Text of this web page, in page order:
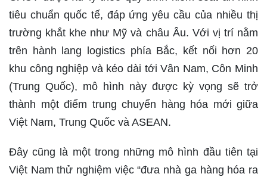
tiêu chuẩn quốc tế, đáp ứng yêu cầu của nhiều thị
trường khắt khe như Mỹ và châu Âu. Với vị trí nằm
trên hành lang logistics phía Bắc, kết nối hơn 20
khu công nghiệp và kéo dài tới Vân Nam, Côn Minh
(Trung Quốc), mô hình này được kỳ vọng sẽ trở
thành một điểm trung chuyển hàng hóa mới giữa
Việt Nam, Trung Quốc và ASEAN.
Đây cũng là một trong những mô hình đầu tiên tại
Việt Nam thử nghiệm việc “đưa nhà ga hàng hóa ra